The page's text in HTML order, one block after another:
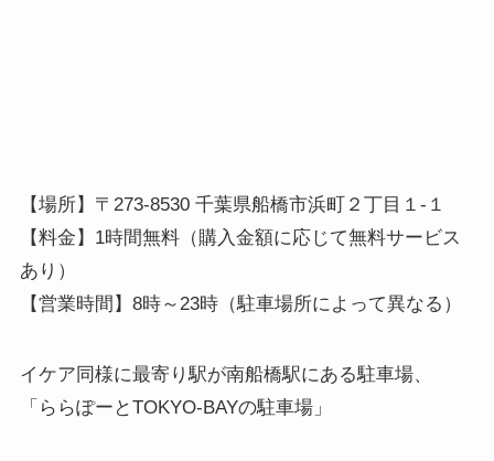
【場所】〒273-8530 千葉県船橋市浜町２丁目１-１
【料金】1時間無料（購入金額に応じて無料サービス
あり）
【営業時間】8時～23時（駐車場所によって異なる）
イケア同様に最寄り駅が南船橋駅にある駐車場、
「ららぽーとTOKYO-BAYの駐車場」